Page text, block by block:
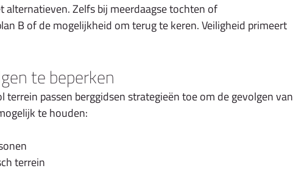
alternatieven. Zelfs bij meerdaagse tochten of
B of de mogelijkheid om terug te keren. Veiligheid primeert
te beperken
passen berggidsen strategieën toe om de gevolgen van
te houden:
terrein